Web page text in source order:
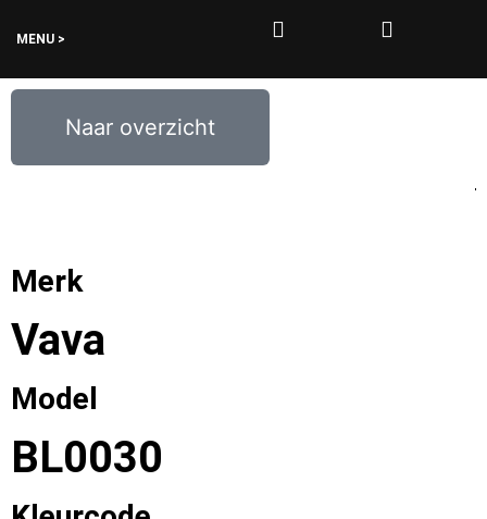
MENU >
Naar overzicht
0,00
Merk
Vava
Model
BL0030